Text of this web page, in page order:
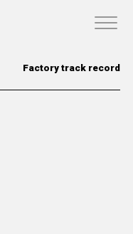
Factory track record